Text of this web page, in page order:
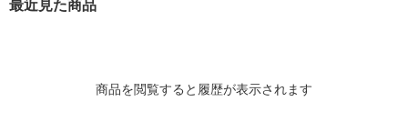
最近見た商品
商品を閲覧すると履歴が表示されます